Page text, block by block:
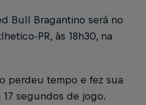
Bull Bragantino será no
PR, às 18h30, na
perdeu tempo e fez sua
segundos de jogo.